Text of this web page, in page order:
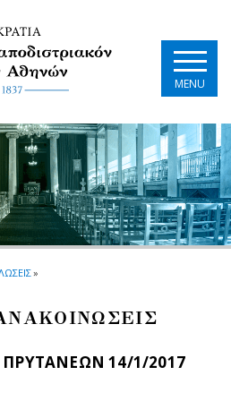
MENU
»
14/1/2017